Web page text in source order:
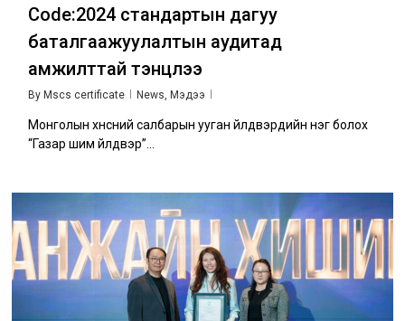
Code:2024 стандартын дагуу
баталгаажуулалтын аудитад
амжилттай тэнцлээ
By Mscs certificate News, Мэдээ
Монголын хүнсний салбарын ууган үйлдвэрүүдийн нэг болох
“Газар шим үйлдвэр”…